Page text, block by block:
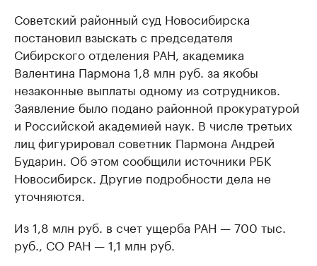
Советский районный суд Новосибирска
постановил взыскать с председателя
Сибирского отделения РАН, академика
Валентина Пармона 1,8 млн руб. за якобы
незаконные выплаты одному из сотрудников.
Заявление было подано районной прокуратурой
и Российской академией наук. В числе третьих
лиц фигурировал советник Пармона Андрей
Бударин. Об этом сообщили источники РБК
Новосибирск. Другие подробности дела не
уточняются.
Из 1,8 млн руб. в счет ущерба РАН — 700 тыс.
руб., СО РАН — 1,1 млн руб.